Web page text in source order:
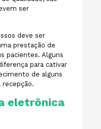
ser
deve ser
prestação de
pacientes. Alguns
para cativar
de alguns
recepção.
eletrônica